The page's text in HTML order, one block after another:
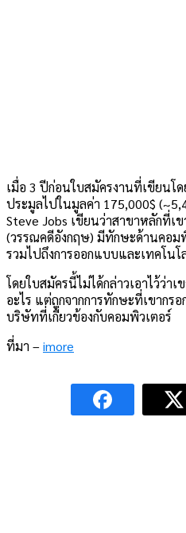
เมื่อ 3 ปีก่อนใบสมัครงานที่เขียนโ
ประมูลไปในมูลค่า 175,000$
Steve Jobs เขียนว่าสาขาหลักที่เ
(วรรณคดีอังกฤษ) มีทักษะด้านคอม
รวมไปถึงการออกแบบและเทคโนโ
โดยใบสมัครนี้ไม่ได้กล่าวเอาไว้ว่
อะไร แต่ถูกจากการทักษะที่เขากร
บริษัทที่เกี่ยวข้องกับคอมพิวเตอร์
ที่มา –imore